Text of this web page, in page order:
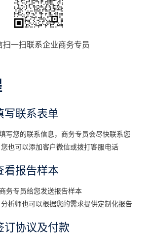
扫一扫联系企业商务专员
写联系表单
写您的联系信息，商务专员会尽快联系您
也可以添加客户微信或拨打客服电话
看报告样本
务专员给您发送报告样本
析师也可以根据您的需求提供定制化报告
订协议及付款